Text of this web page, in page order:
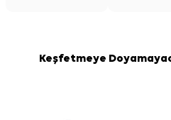
Keşfetmeye